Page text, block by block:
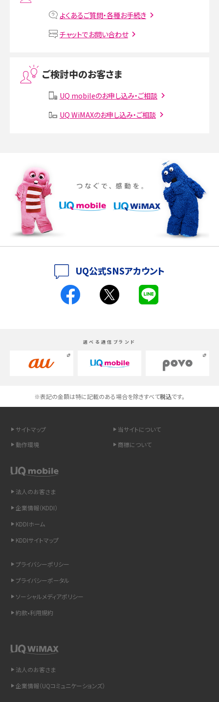
VPN接続とは？仕組みや必要性、メリット・デメリット、接続方法を解説
Instagram（インスタグラム）でスクショするとバレる？バレるケースや撮り方も解
SMSとは？料金やできること、注意点や届かない時の対処法を解説
iPhone 16eとiPhone SE（第3世代）の違いは？サイズやスペックを比較して解説
iPhone 16eとiPhone 14を徹底比較！スペック・機能の違いをわかりやすく紹介
iPhone 16シリーズのモデルを比較！価格・サイズ・カメラ性能の違いを徹底解説
iPhone 16とiPhone 15の違いは？カメラ・スペック・機能を徹底比較
スマホが高い理由は？購入費用を抑える方法や端末を選ぶ時の注意点を解説！
高校生にスマホ制限は必要？所持率やメリット・デメリットを詳しく紹介
スマホのネット通信速度が遅い原因は？すぐできる対処法や見直すポイントを解
iCloudの使用容量を減らす9つの方法！使用状況の確認手順も紹介
インスタのDMの送り方は？便利機能の使い方や注意点をわかりやすく解説
「iPhoneを探す」の使い方と設定方法を紹介！ブラウザやアプリから探す方法を
詳しく解説
Wi-Fiを快適に使うための速度はどれくらい？用途別の目安・回線ごとの平均を
よくあるご質問・各種お手続き
チャットでお問い合わせ
ご検討中のお客さま
UQ mobileのお申し込み・ご相談
UQ WiMAXのお申し込み・ご相談
UQ公式SNSアカウント
選べる通信ブランド
※表記の金額は特に記載のある場合を除きすべて税込です。
サイトマップ
当サイトについて
動作環境
商標について
法人のお客さま
企業情報（KDDI）
KDDIホーム
KDDIサイトマップ
プライバシーポリシー
プライバシーポータル
ソーシャルメディアポリシー
約款•利用規約
法人のお客さま
企業情報（UQコミュニケーションズ）